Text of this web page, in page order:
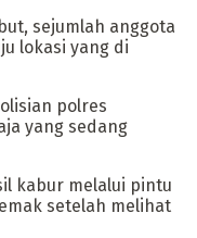
sejumlah anggota
lokasi yang di
polres
yang sedang
kabur melalui pintu
setelah melihat